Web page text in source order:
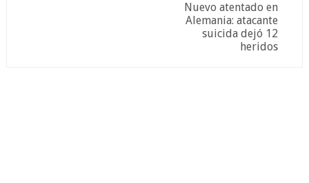
Nuevo atentado en
Alemania: atacante
suicida dejó 12
heridos